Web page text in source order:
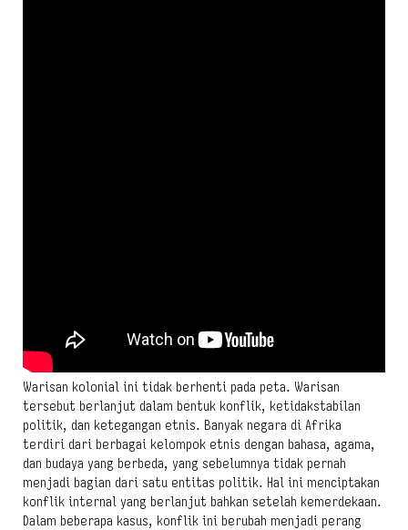
Warisan kolonial ini tidak berhenti pada peta. Warisan
tersebut berlanjut dalam bentuk konflik, ketidakstabilan
politik, dan ketegangan etnis. Banyak negara di Afrika
terdiri dari berbagai kelompok etnis dengan bahasa, agama,
dan budaya yang berbeda, yang sebelumnya tidak pernah
menjadi bagian dari satu entitas politik. Hal ini menciptakan
konflik internal yang berlanjut bahkan setelah kemerdekaan.
Dalam beberapa kasus, konflik ini berubah menjadi perang